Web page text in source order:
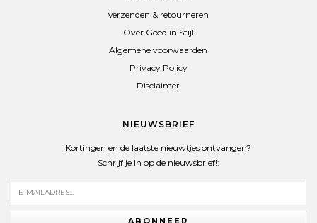
Verzenden & retourneren
Over Goed in Stijl
Algemene voorwaarden
Privacy Policy
Disclaimer
NIEUWSBRIEF
Kortingen en de laatste nieuwtjes ontvangen?
Schrijf je in op de nieuwsbrief!:
ABONNEER